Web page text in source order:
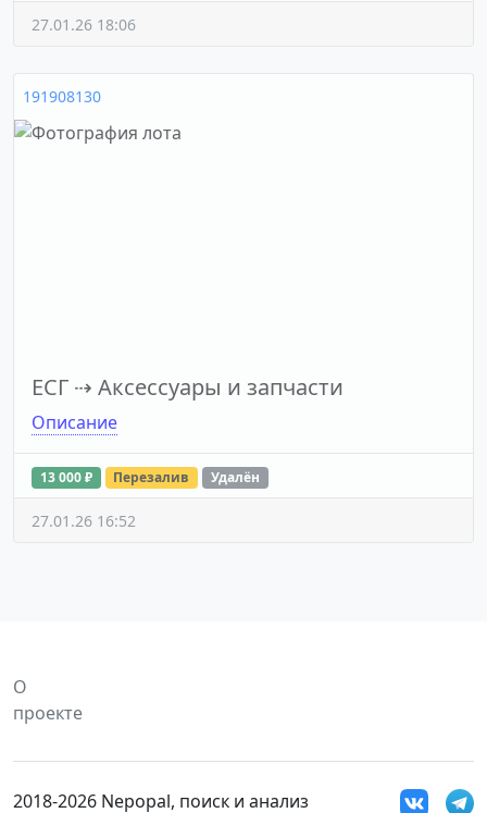
27.01.26 18:06
191908130
ЕСГ ⇢ Аксессуары и запчасти
Описание
13 000 ₽ Перезалив Удалён
27.01.26 16:52
О
проекте
2018-2026 Nepopal, поиск и анализ